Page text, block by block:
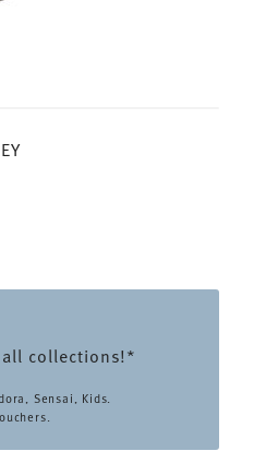
collections!*
Sensai, Kids.